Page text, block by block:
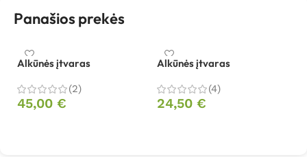
Panašios prekės
Alkūnės įtvaras
(2)
45,00 €
Alkūnės įtvaras
(4)
24,50 €